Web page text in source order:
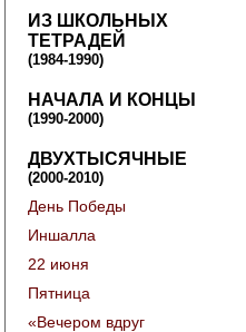
ИЗ ШКОЛЬНЫХ
ТЕТРАДЕЙ
(1984-1990)
НАЧАЛА И КОНЦЫ
(1990-2000)
ДВУХТЫСЯЧНЫЕ
(2000-2010)
День Победы
Иншалла
22 июня
Пятница
«Вечером вдруг